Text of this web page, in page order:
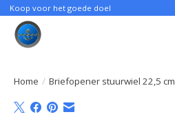
Koop voor het goede doel
Home / Briefopener stuurwiel 22,5 cm